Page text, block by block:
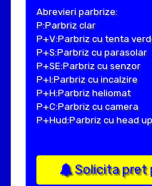
Abrevieri parbrize:
P:Parbriz clar
P+V:Parbriz cu tenta
P+S:Parbriz cu parasolar
P+SE:Parbriz cu senzor
P+I:Parbriz cu incalzire
P+H:Parbriz heliomat
P+C:Parbriz cu camera
P+Hud:Parbriz cu head
Solicita pret